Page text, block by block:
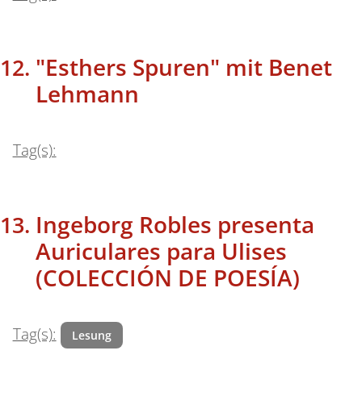
"Esthers Spuren" mit Benet
Lehmann
Tag(s):
Ingeborg Robles presenta
Auriculares para Ulises
(COLECCIÓN DE POESÍA)
Tag(s): Lesung